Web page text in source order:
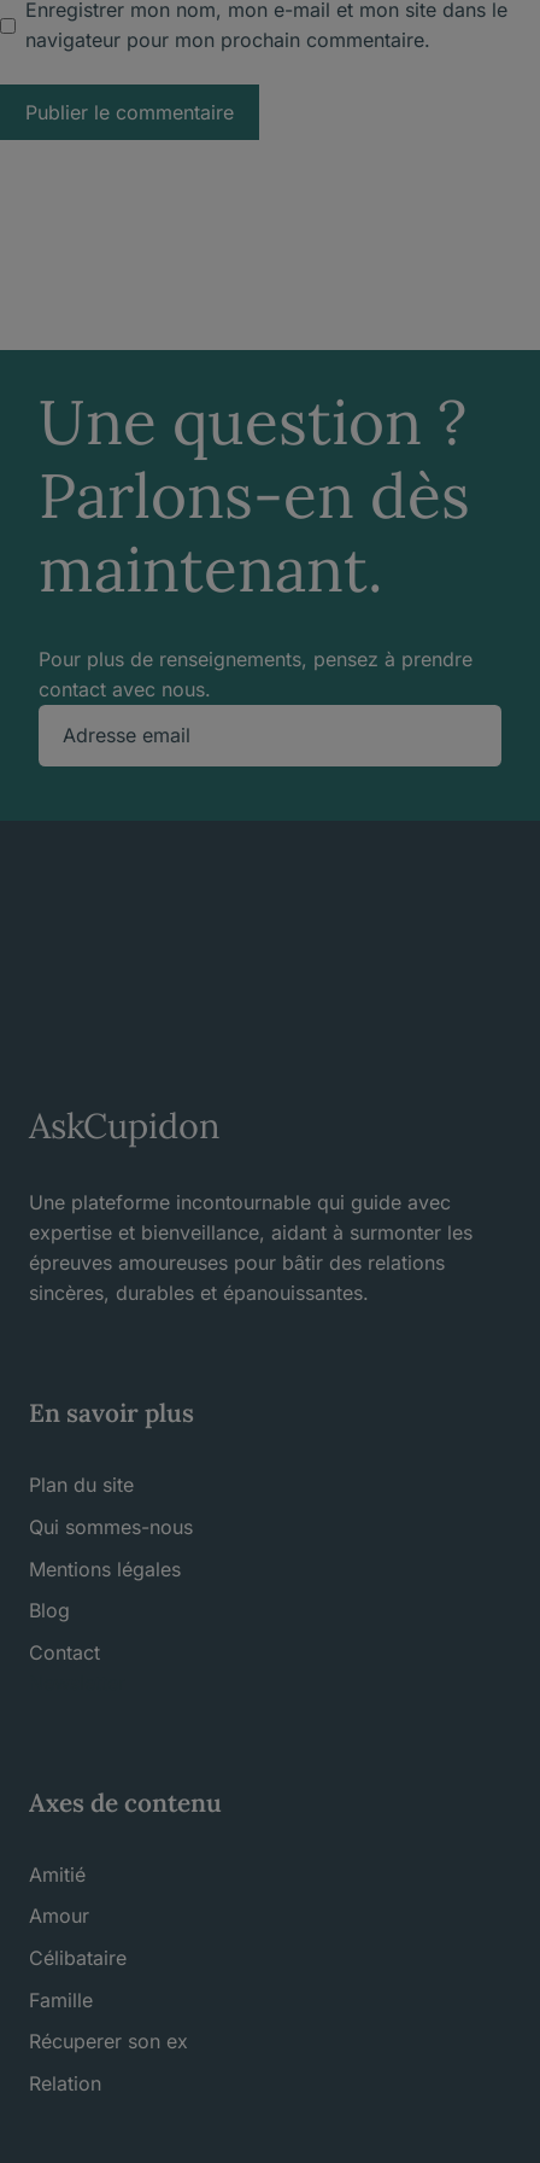
Enregistrer mon nom, mon e-mail et mon site dans le
navigateur pour mon prochain commentaire.
Une question ?
Parlons-en dès
maintenant.
Pour plus de renseignements, pensez à prendre
contact avec nous.
Adresse email
AskCupidon
Une plateforme incontournable qui guide avec
expertise et bienveillance, aidant à surmonter les
épreuves amoureuses pour bâtir des relations
sincères, durables et épanouissantes.
En savoir plus
Plan du site
Qui sommes-nous
Mentions légales
Blog
Contact
Axes de contenu
Amitié
Amour
Célibataire
Famille
Récuperer son ex
Relation